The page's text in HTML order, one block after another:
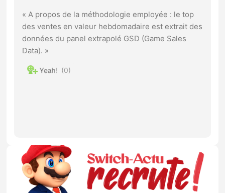
« A propos de la méthodologie employée : le top
des ventes en valeur hebdomadaire est extrait des
données du panel extrapolé GSD (Game Sales
Data). »
0